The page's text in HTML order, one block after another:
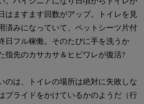
はますます回数がアップ。トイレを見
済みになっていて、ペットシーツ片付
日フル稼働。そのたびに手を洗うか
指先のカサカサ＆ヒビワレが復活?
のは、トイレの場所は絶対に失敗しな
プライドをかけているかのようだ（行